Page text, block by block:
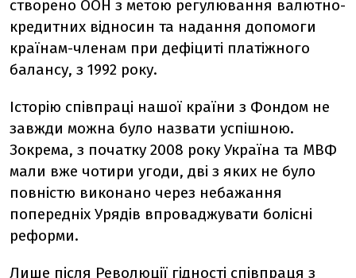
створено ООН з метою регулювання валютно-
кредитних відносин та надання допомоги
країнам-членам при дефіциті платіжного
балансу, з 1992 року.
Історію співпраці нашої країни з Фондом не
завжди можна було назвати успішною.
Зокрема, з початку 2008 року Україна та МВФ
мали вже чотири угоди, дві з яких не було
повністю виконано через небажання
попередніх Урядів впроваджувати болісні
реформи.
Лише після Революції гідності співпраця з